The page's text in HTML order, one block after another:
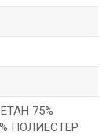
75%
ПОЛИЕСТЕР